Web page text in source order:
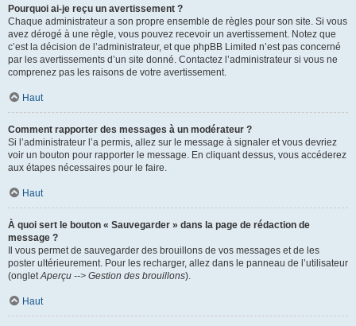
Pourquoi ai-je reçu un avertissement ?
Chaque administrateur a son propre ensemble de règles pour son site. Si vous
avez dérogé à une règle, vous pouvez recevoir un avertissement. Notez que
c’est la décision de l’administrateur, et que phpBB Limited n’est pas concerné
par les avertissements d’un site donné. Contactez l’administrateur si vous ne
comprenez pas les raisons de votre avertissement.
Haut
Comment rapporter des messages à un modérateur ?
Si l’administrateur l’a permis, allez sur le message à signaler et vous devriez
voir un bouton pour rapporter le message. En cliquant dessus, vous accéderez
aux étapes nécessaires pour le faire.
Haut
À quoi sert le bouton « Sauvegarder » dans la page de rédaction de
message ?
Il vous permet de sauvegarder des brouillons de vos messages et de les
poster ultérieurement. Pour les recharger, allez dans le panneau de l’utilisateur
(ongletAperçu --> Gestion des brouillons).
Haut